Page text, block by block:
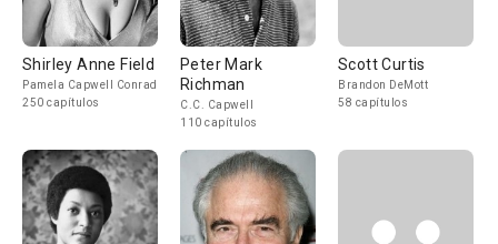
Shirley Anne Field
Pamela Capwell Conrad
250 capítulos
Peter Mark
Richman
C.C. Capwell
110 capítulos
Scott Curtis
Brandon DeMott
58 capítulos